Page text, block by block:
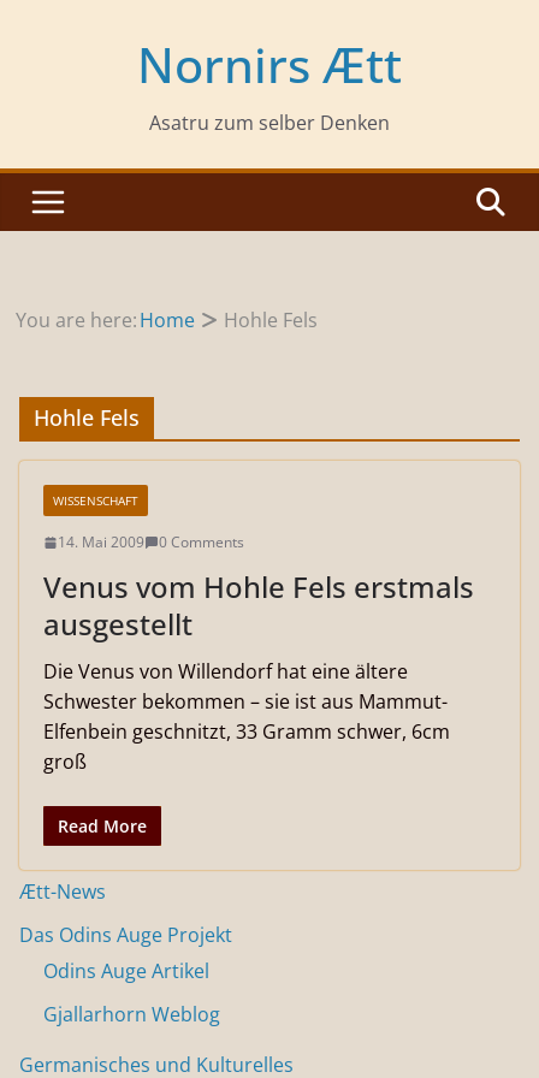
Nornirs Ætt
Asatru zum selber Denken
You are here:Home Hohle Fels
Hohle Fels
WISSENSCHAFT
14. Mai 2009 0 Comments
Venus vom Hohle Fels erstmals
ausgestellt
Die Venus von Willendorf hat eine ältere
Schwester bekommen – sie ist aus Mammut-
Elfenbein geschnitzt, 33 Gramm schwer, 6cm
groß
Read More
Ætt-News
Das Odins Auge Projekt
Odins Auge Artikel
Gjallarhorn Weblog
Germanisches und Kulturelles